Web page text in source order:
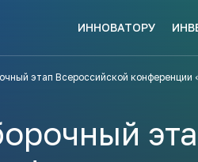
ИННОВАТОРУ
этап Всероссийской
МЕР